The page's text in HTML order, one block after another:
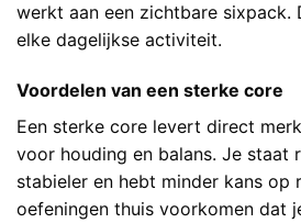
werkt aan een zichtbare sixpack.
elke dagelijkse activiteit.
Voordelen van een sterke core
Een sterke core levert direct
voor houding en balans. Je staat
stabieler en hebt minder kans op
oefeningen thuis voorkomen dat